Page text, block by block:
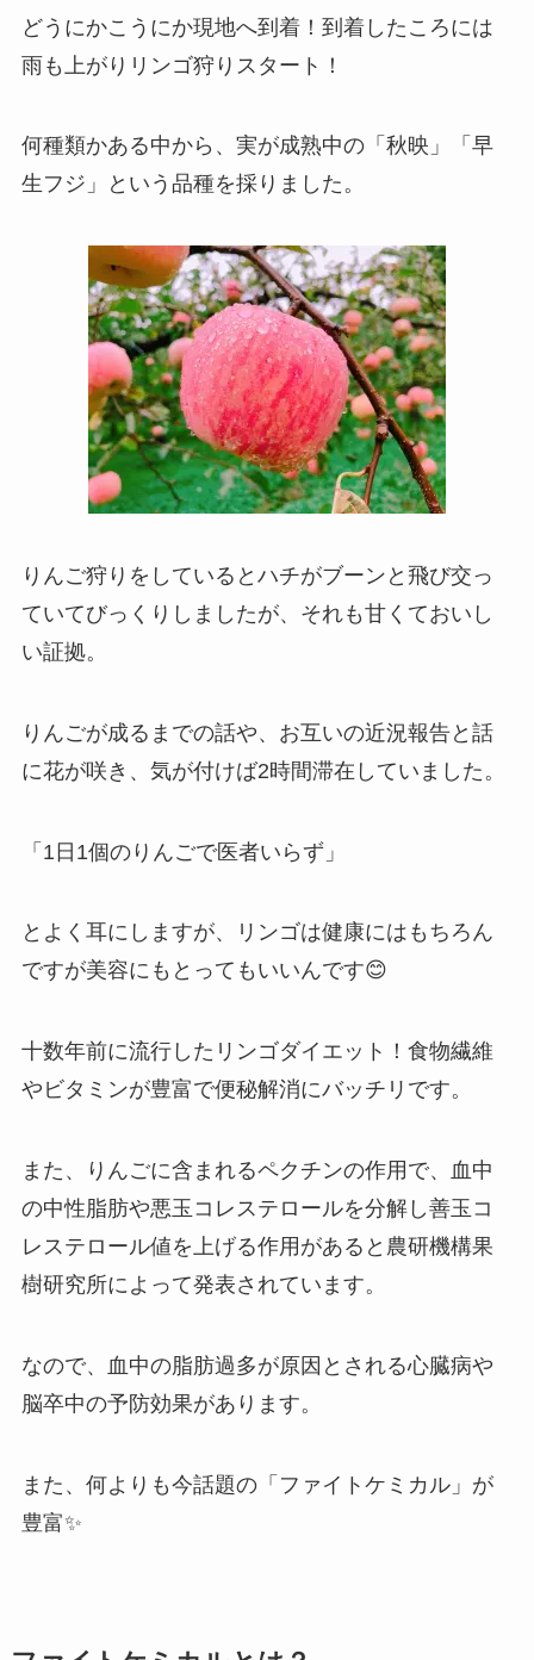
どうにかこうにか現地へ到着！到着したころには
雨も上がりリンゴ狩りスタート！
何種類かある中から、実が成熟中の「秋映」「早
生フジ」という品種を採りました。
りんご狩りをしているとハチがブーンと飛び交っ
ていてびっくりしましたが、それも甘くておいし
い証拠。
りんごが成るまでの話や、お互いの近況報告と話
に花が咲き、気が付けば2時間滞在していました。
「1日1個のりんごで医者いらず」
とよく耳にしますが、リンゴは健康にはもちろん
ですが美容にもとってもいいんです😊
十数年前に流行したリンゴダイエット！食物繊維
やビタミンが豊富で便秘解消にバッチリです。
また、りんごに含まれるペクチンの作用で、血中
の中性脂肪や悪玉コレステロールを分解し善玉コ
レステロール値を上げる作用があると農研機構果
樹研究所によって発表されています。
なので、血中の脂肪過多が原因とされる心臓病や
脳卒中の予防効果があります。
また、何よりも今話題の「ファイトケミカル」が
豊富✨